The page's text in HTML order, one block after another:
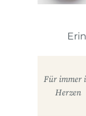
Für immer
Herzen